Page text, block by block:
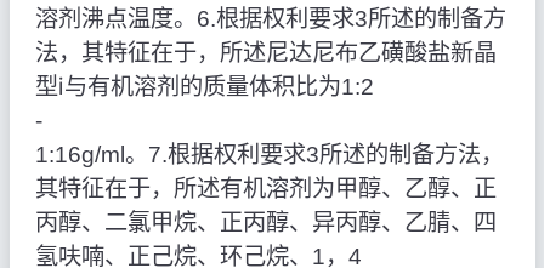
溶剂沸点温度。6.根据权利要求3所述的制备方
法，其特征在于，所述尼达尼布乙磺酸盐新晶
型ⅰ与有机溶剂的质量体积比为1:2
‑
1:16g/ml。7.根据权利要求3所述的制备方法，
其特征在于，所述有机溶剂为甲醇、乙醇、正
丙醇、二氯甲烷、正丙醇、异丙醇、乙腈、四
氢呋喃、正己烷、环己烷、1，4